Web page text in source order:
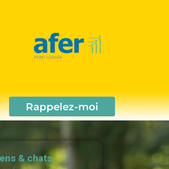
Rappelez-moi